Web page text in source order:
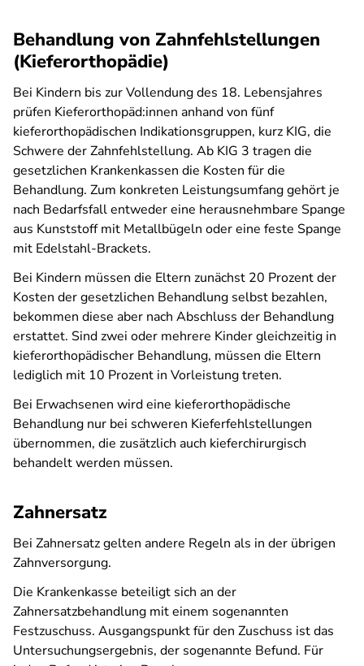
Behandlung von Zahnfehlstellungen
(Kieferorthopädie)
Bei Kindern bis zur Vollendung des 18. Lebensjahres
prüfen Kieferorthopäd:innen anhand von fünf
kieferorthopädischen Indikationsgruppen, kurz KIG, die
Schwere der Zahnfehlstellung. Ab KIG 3 tragen die
gesetzlichen Krankenkassen die Kosten für die
Behandlung. Zum konkreten Leistungsumfang gehört je
nach Bedarfsfall entweder eine herausnehmbare Spange
aus Kunststoff mit Metallbügeln oder eine feste Spange
mit Edelstahl-Brackets.
Bei Kindern müssen die Eltern zunächst 20 Prozent der
Kosten der gesetzlichen Behandlung selbst bezahlen,
bekommen diese aber nach Abschluss der Behandlung
erstattet. Sind zwei oder mehrere Kinder gleichzeitig in
kieferorthopädischer Behandlung, müssen die Eltern
lediglich mit 10 Prozent in Vorleistung treten.
Bei Erwachsenen wird eine kieferorthopädische
Behandlung nur bei schweren Kieferfehlstellungen
übernommen, die zusätzlich auch kieferchirurgisch
behandelt werden müssen.
Zahnersatz
Bei Zahnersatz gelten andere Regeln als in der übrigen
Zahnversorgung.
Die Krankenkasse beteiligt sich an der
Zahnersatzbehandlung mit einem sogenannten
Festzuschuss. Ausgangspunkt für den Zuschuss ist das
Untersuchungsergebnis, der sogenannte Befund. Für